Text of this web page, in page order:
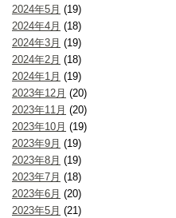
2024年5月 (19)
2024年4月 (18)
2024年3月 (19)
2024年2月 (18)
2024年1月 (19)
2023年12月 (20)
2023年11月 (20)
2023年10月 (19)
2023年9月 (19)
2023年8月 (19)
2023年7月 (18)
2023年6月 (20)
2023年5月 (21)